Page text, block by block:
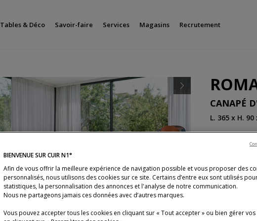
Tables & Déco Savoir-faire Services Magasins Recrutement
Next
CANAPÉ
L. 365 x H. 90
Le canapé
ses assises
Coloris Tissu
BIENVENUE SUR CUIR N1°
Afin de vous offrir la meilleure expérience de navigation possible et vous proposer des
personnalisés, nous utilisons des cookies sur ce site. Certains d’entre eux sont utilisés
statistiques, la personnalisation des annonces et l'analyse de notre communication.
Nous ne partageons jamais ces données avec d’autres marques.
Vous pouvez accepter tous les cookies en cliquant sur « Tout accepter » ou bien gérer